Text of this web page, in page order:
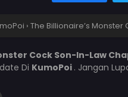
› The Billionaire’s
Cock Son-In-Law
Di KumoPoi . Jangan